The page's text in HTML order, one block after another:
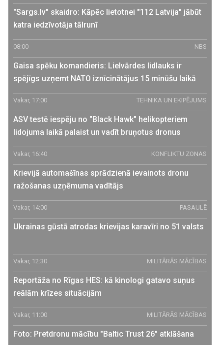
"Sargs.lv" skaidro: Kāpēc lietotnei "112 Latvija" jābūt
katra iedzīvotāja tālrunī
08:00 NBS
Gaisa spēku komandieris: Lielvārdes lidlauks ir
spējīgs uzņemt NATO iznīcinātājus 15 minūšu laikā
Vakar, 17:00 TEHNIKA UN EKIPĒJUMS
ASV testē iespēju no "Black Hawk" helikopteriem
lidojuma laikā palaist un vadīt bruņotus dronus
Vakar, 16:40 KONFLIKTU ZONAS
Krievijā automašīnas sprādzienā ievainots dronu
ražošanas uzņēmuma vadītājs
Vakar, 14:00 PASAULĒ
Ukrainas gūstā atrodas krievijas karavīri no 51 valsts
Vakar, 12:30 MILITĀRĀS MĀCĪBAS
Reportāža no Rīgas HES: kā kinologi gatavo suņus
reālām krīzes situācijām
Vakar, 11:00 MILITĀRĀS MĀCĪBAS
Foto: Pretdronu mācību "Baltic Trust 26" atklāšana